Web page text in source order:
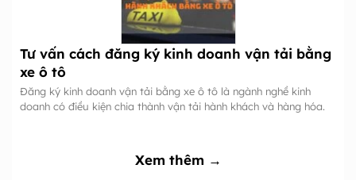
Tư vấn cách đăng ký kinh doanh vận tải bằng
xe ô tô
Đăng ký kinh doanh vận tải bằng xe ô tô là ngành nghề kinh
doanh có điều kiện chia thành vận tải hành khách và hàng hóa.
Xem thêm →